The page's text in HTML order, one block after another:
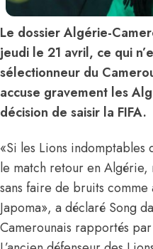
Le dossier Algérie-
jeudi le 21 avril, ce qui
sélectionneur du
accuse gravement les
décision de saisir la FIFA.
«Si les Lions
le match retour en Algérie,
sans faire de bruits comme
Japoma», a déclaré Song
Camerounais rapportés